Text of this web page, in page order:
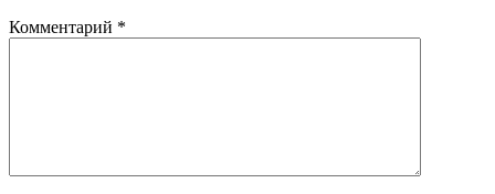
Комментарий *